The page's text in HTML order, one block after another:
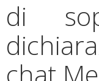
di
chat